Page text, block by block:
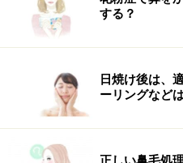
する？
日焼け後は、
ーリングなど